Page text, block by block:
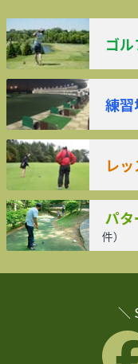
ゴ
練習
レ
パ
件）
＼